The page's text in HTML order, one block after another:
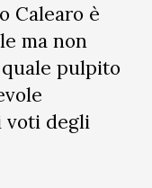
Calearo è
ma non
pulpito
voti degli